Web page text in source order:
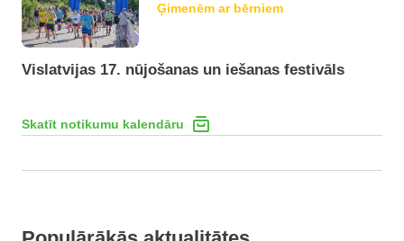
Ģimenēm ar bērniem
Vislatvijas 17. nūjošanas un iešanas festivāls
Skatīt notikumu kalendāru